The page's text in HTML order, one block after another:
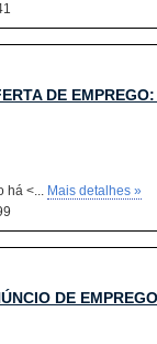
DE
há <... Mais detalhes »
DE